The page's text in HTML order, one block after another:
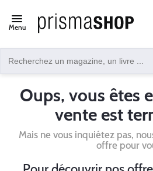
Open/close
navigation
Menu
Oups, vous êtes
vente est
Mais ne vous inquiétez pas,
offre pour